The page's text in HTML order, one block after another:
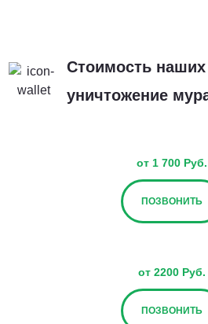
Стоимость наших
уничтожение
от 1 700 Руб.
ПОЗВОНИТЬ
от 2200 Руб.
ПОЗВОНИТЬ